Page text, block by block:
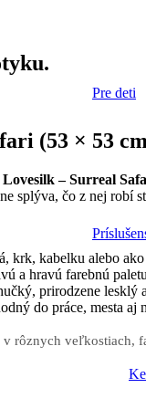
Pre deti
(53 × 53
Lovesilk – Surreal
splýva, čo z nej robí
krk, kabelku alebo
a hravú farebnú
prirodzene lesklý
do práce, mesta aj
rôznych veľkostiach,